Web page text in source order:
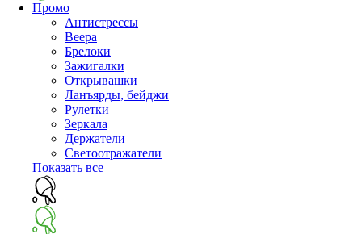
Промо
Антистрессы
Веера
Брелоки
Зажигалки
Открывашки
Ланъярды, бейджи
Рулетки
Зеркала
Держатели
Светоотражатели
Показать все